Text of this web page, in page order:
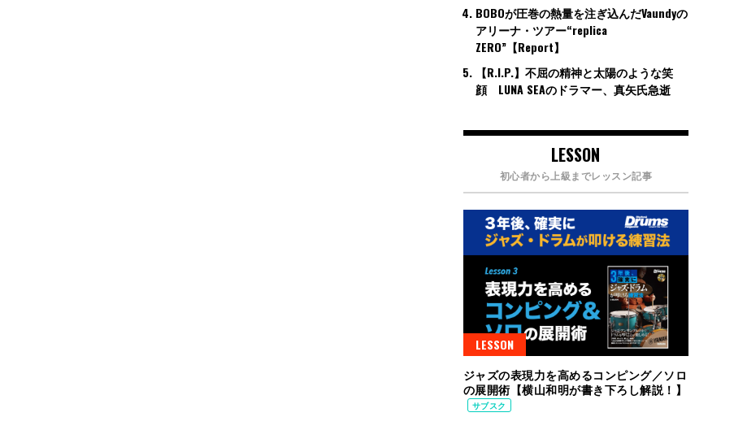
BOBOが圧巻の熱量を注ぎ込んだVaundyの
アリーナ・ツアー“replica
ZERO”【Report】
【R.I.P.】不屈の精神と太陽のような笑
顔 LUNA SEAのドラマー、真矢氏急逝
LESSON
初心者から上級までレッスン記事
LESSON
ジャズの表現力を高めるコンピング／ソロ
の展開術【横山和明が書き下ろし解説！】
サブスク